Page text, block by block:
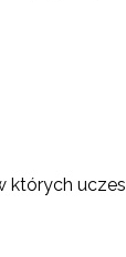
których